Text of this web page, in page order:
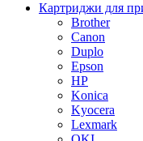
Картриджи для
Brother
Canon
Duplo
Epson
HP
Konica
Kyocera
Lexmark